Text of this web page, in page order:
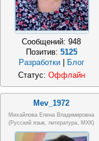
Сообщений:948
Позитив: 5125
Разработки
Блог
Статус: Оффлайн
Mev_1972
Михайлова Елена Владимировна
(Русский язык, литература, МХК)